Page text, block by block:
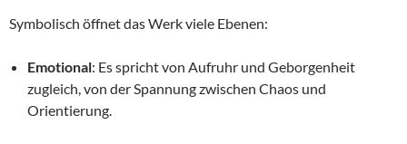
Symbolisch öffnet das Werk viele Ebenen:
Emotional: Es spricht von Aufruhr und Geborgenheit
zugleich, von der Spannung zwischen Chaos und
Orientierung.